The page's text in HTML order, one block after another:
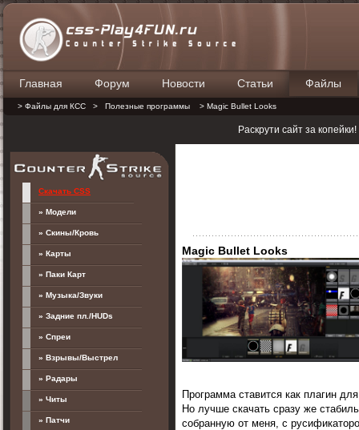
Главная Форум Новости Статьи Файлы
> Файлы для КСС > Полезные программы > Magic Bullet Looks
Раскрути сайт за
Magic Bullet Looks
Программа ставится как плагин
Но лучше скачать сразу же
собранную от меня, с
Скачать CSS
» Модели
» Скины/Кровь
» Карты
» Паки Карт
» Музыка/Звуки
» Задние пл./HUDs
» Спреи
» Взрывы/Выстрел
» Радары
» Читы
» Патчи